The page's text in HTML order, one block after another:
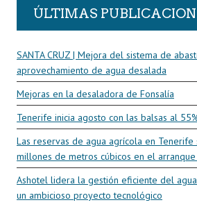
ÚLTIMAS
SANTA CRUZ | Mejora del sistema de
aprovechamiento de agua desalada
Mejoras en la desaladora de Fonsalía
Tenerife inicia agosto con las balsas al
Las reservas de agua agrícola en Tenerife
millones de metros cúbicos en el
Ashotel lidera la gestión eficiente del
un ambicioso proyecto tecnológico